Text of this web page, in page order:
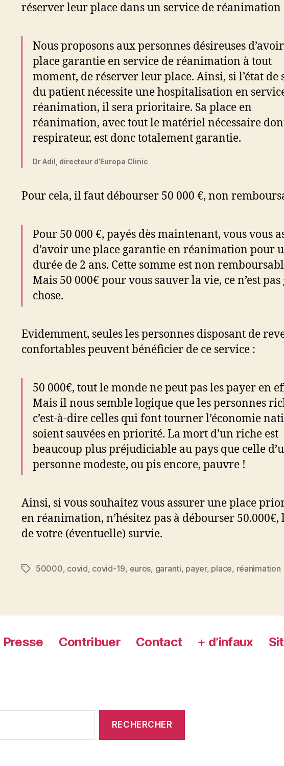
réserver leur place dans un service de réanimation
Nous proposons aux personnes désireuses
place garantie en service de réanimation à tout
moment, de réserver leur place. Ainsi, si l’état de
du patient nécessite une hospitalisation en
réanimation, il sera prioritaire. Sa place en
réanimation, avec tout le matériel nécessaire
respirateur, est donc totalement garantie.
Dr Adil, directeur d’Europa Clinic
Pour cela, il faut débourser 50 000 €, non
Pour 50 000 €, payés dès maintenant, vous vous
d’avoir une place garantie en réanimation pour
durée de 2 ans. Cette somme est non
Mais 50 000€ pour vous sauver la vie, ce n’est
chose.
Evidemment, seules les personnes disposant de
confortables peuvent bénéficier de ce service :
50 000€, tout le monde ne peut pas les payer en
Mais il nous semble logique que les personnes
c’est-à-dire celles qui font tourner l’économie
soient sauvées en priorité. La mort d’un riche est
beaucoup plus préjudiciable au pays que celle
personne modeste, ou pis encore, pauvre !
Ainsi, si vous souhaitez vous assurer une place
en réanimation, n’hésitez pas à débourser
de votre (éventuelle) survie.
Étiquettes
50000, covid, covid-19, euros, garanti, payer, place, réanimation
Presse Contribuer Contact + d’infaux